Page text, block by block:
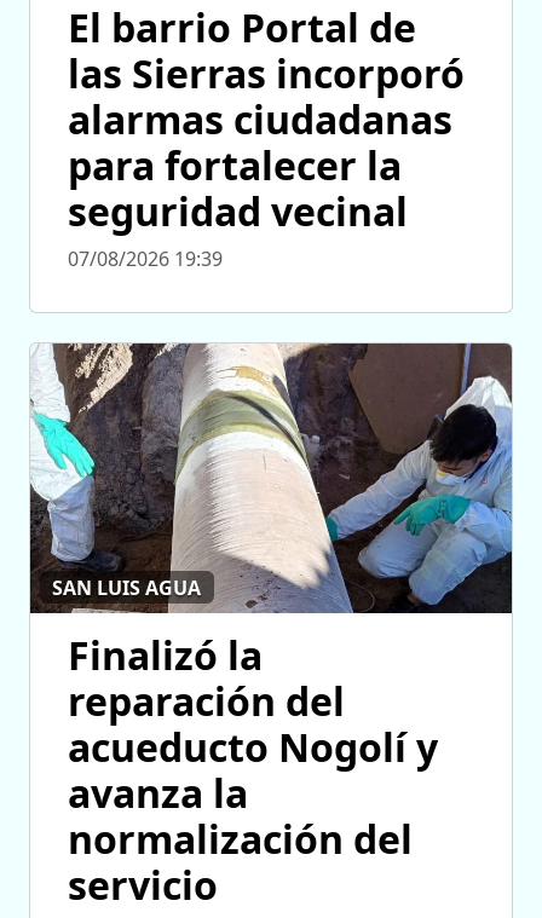
El barrio Portal de
las Sierras incorporó
alarmas ciudadanas
para fortalecer la
seguridad vecinal
07/08/2026 19:39
SAN LUIS AGUA
Finalizó la
reparación del
acueducto Nogolí y
avanza la
normalización del
servicio